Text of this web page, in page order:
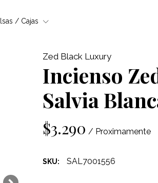
/ Cajas
Zed Black Luxury
Incienso
Salvia
$3.290 / Proximamente
SKU: SAL7001556